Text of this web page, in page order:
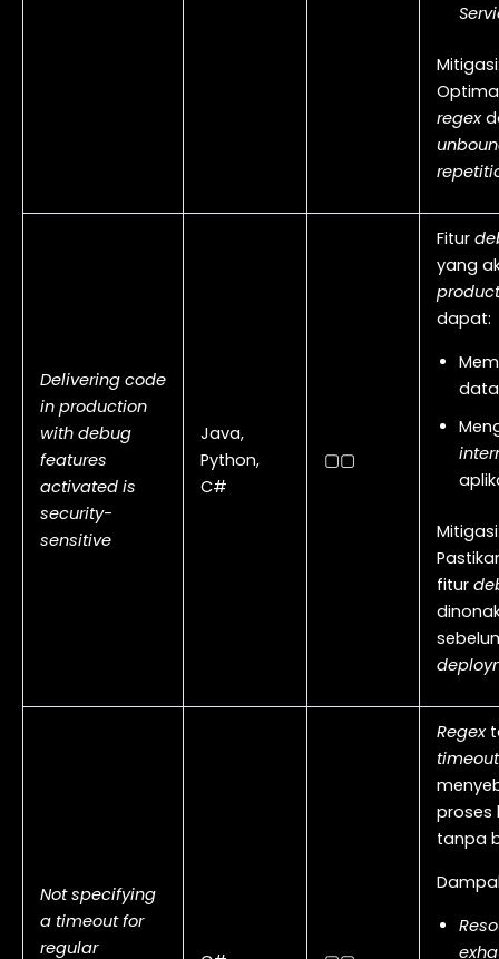
regex
Delivering code
in production
with debug
features
activated is
security-
sensitive
Java,
Python,
C#
▢▢
Fitur
yang
dapat:
fitur
Not specifying
a timeout for
regular
Regex
timeout
proses
tanpa